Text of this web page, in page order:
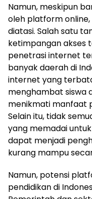
Namun, meskipun
oleh platform
diatasi. Salah satu
ketimpangan akses
penetrasi internet
banyak daerah di
internet yang
menghambat siswa
menikmati manfaat
Selain itu, tidak
yang memadai
dapat menjadi
kurang mampu
Namun, potensi
pendidikan di